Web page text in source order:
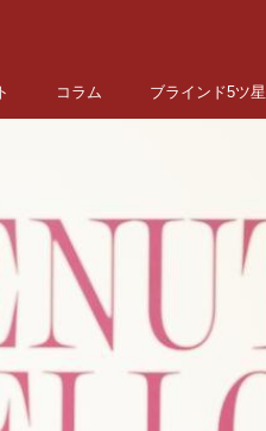
コラム ブラインド5ツ星